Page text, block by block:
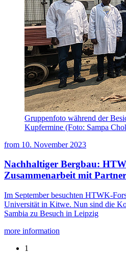
Gruppenfoto während der
Kupfermine (Foto: Sampa
from 10. November 2023
Nachhaltiger Bergbau:
Zusammenarbeit mit
Im September besuchten HTWK-
Universität in Kitwe. Nun sind die
Sambia zu Besuch in Leipzig
more information
1